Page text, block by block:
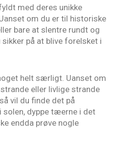
med deres unikke
om du er til historiske
bare at slentre rundt og
på at blive forelsket i
helt særligt. Uanset om
eller livlige strande
vil du finde det på
solen, dyppe tæerne i det
endda prøve nogle